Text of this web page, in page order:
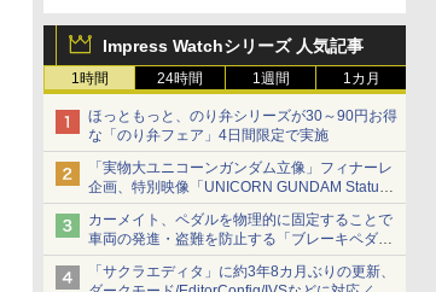
Impress Watchシリーズ 人気記事
1時間 24時間 1週間 1カ月
ほっともっと、のり弁シリーズが30～90円お得
な「のり弁フェア」4日間限定で実施
「実物大ユニコーンガンダム立像」フィナーレ
企画、特別映像「UNICORN GUNDAM Statue
― BEYOND POSSIBILITY ―」が8月22日から
10日間限定で上映
カーメイト、ペダルを物理的に固定することで
車両の発進・盗難を防止する「ブレーキペダル
ロック1」
「サクラエディタ」に約3年8カ月ぶりの更新、